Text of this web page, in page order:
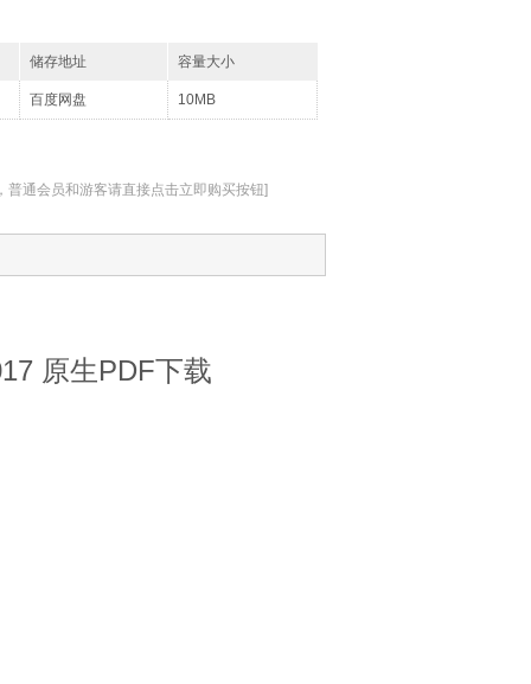
储存地址 容量大小
百度网盘 10MB
普通会员和游客请直接点击立即购买按钮]
原生PDF下载